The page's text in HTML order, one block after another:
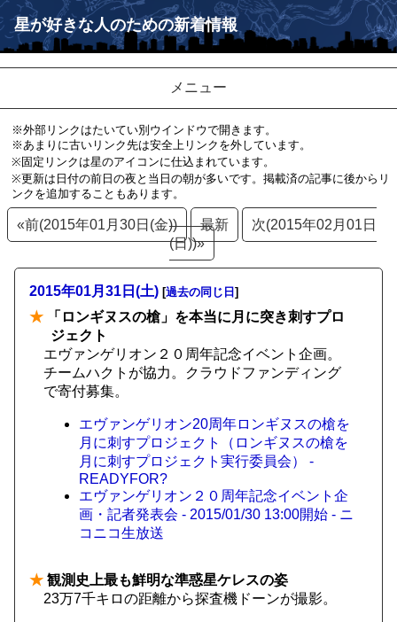
星が好きな人のための新着情報
メニュー
※外部リンクはたいてい別ウインドウで開きます。
※あまりに古いリンク先は安全上リンクを外しています。
※固定リンクは星のアイコンに仕込まれています。
※更新は日付の前日の夜と当日の朝が多いです。掲載済の記事に後からリ
ンクを追加することもあります。
«前(2015年01月30日(金)) 最新
次(2015年02月01日
(日))»
2015年01月31日(土) [過去の同じ日 ]
★ 「ロンギヌスの槍」を本当に月に突き刺すプロ
ジェクト
エヴァンゲリオン２０周年記念イベント企画。
チームハクトが協力。クラウドファンディング
で寄付募集。
エヴァンゲリオン20周年ロンギヌスの槍を
月に刺すプロジェクト（ロンギヌスの槍を
月に刺すプロジェクト実行委員会） -
READYFOR?
エヴァンゲリオン２０周年記念イベント企
画・記者発表会 - 2015/01/30 13:00開始 - ニ
コニコ生放送
★ 観測史上最も鮮明な準惑星ケレスの姿
23万7千キロの距離から探査機ドーンが撮影。